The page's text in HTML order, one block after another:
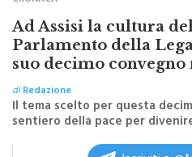
CRONACA
Ad Assisi la cultura
Parlamento della
suo decimo convegno
di Redazione
Il tema scelto per questa
sentiero della pace per